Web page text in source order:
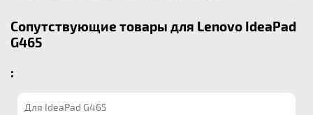
Сопутствующие товары для Lenovo IdeaPad
G465
:
Для IdeaPad G465